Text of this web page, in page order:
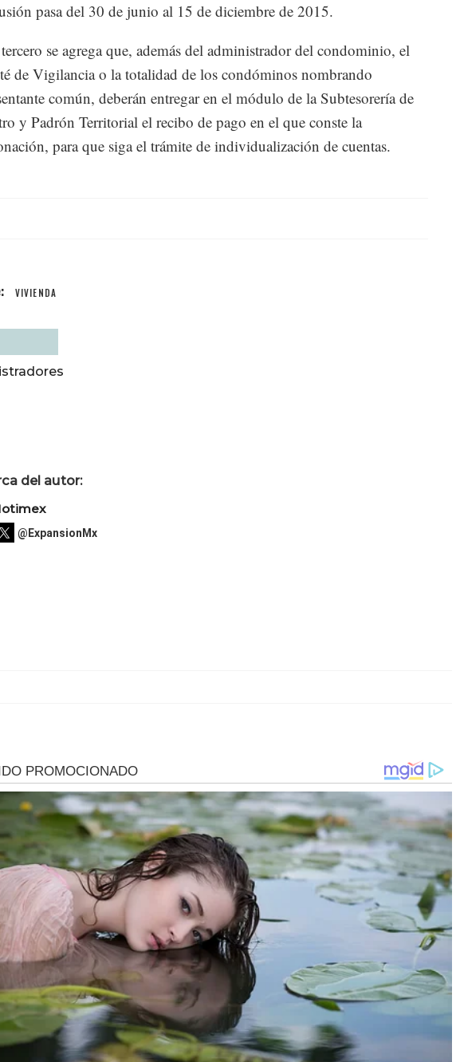
pasa del 30 de junio al 15 de diciembre de 2015.
se agrega que, además del administrador del condominio, el
de Vigilancia o la totalidad de los condóminos nombrando
común, deberán entregar en el módulo de la Subtesorería de
y Padrón Territorial el recibo de pago en el que conste la
para que siga el trámite de individualización de cuentas.
VIVIENDA
del autor:
@ExpansionMx